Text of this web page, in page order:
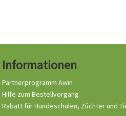
Informationen
Partnerprogramm Awin
Hilfe zum Bestellvorgang
Rabatt für Hundeschulen, Züchter und